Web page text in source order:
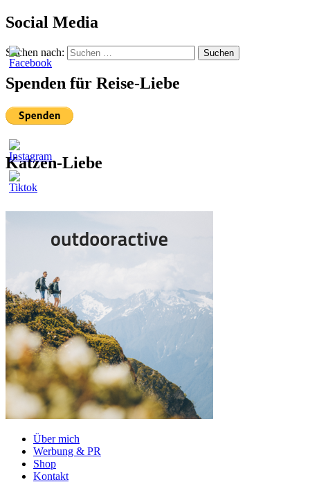
Social Media
Suchen nach: Suchen
Spenden für Reise-Liebe
Katzen-Liebe
Über mich
Werbung & PR
Shop
Kontakt